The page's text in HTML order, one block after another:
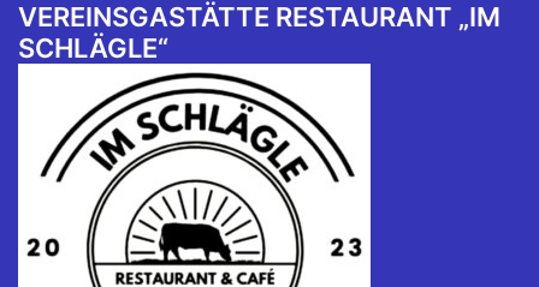
VEREINSGASTÄTTE RESTAURANT „IM
SCHLÄGLE“